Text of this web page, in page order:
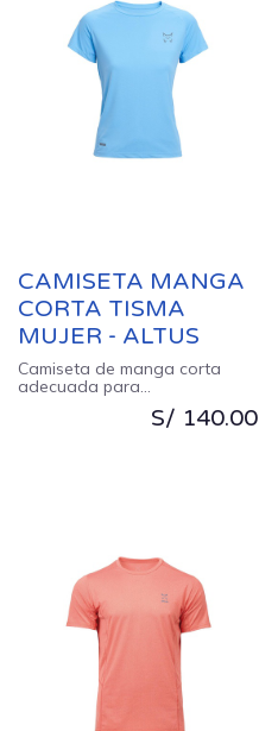
CAMISETA MANGA
CORTA TISMA
MUJER - ALTUS
Camiseta de manga corta
adecuada para
entrenamiento diario.
Confeccionada con tejido
S/ 140.00